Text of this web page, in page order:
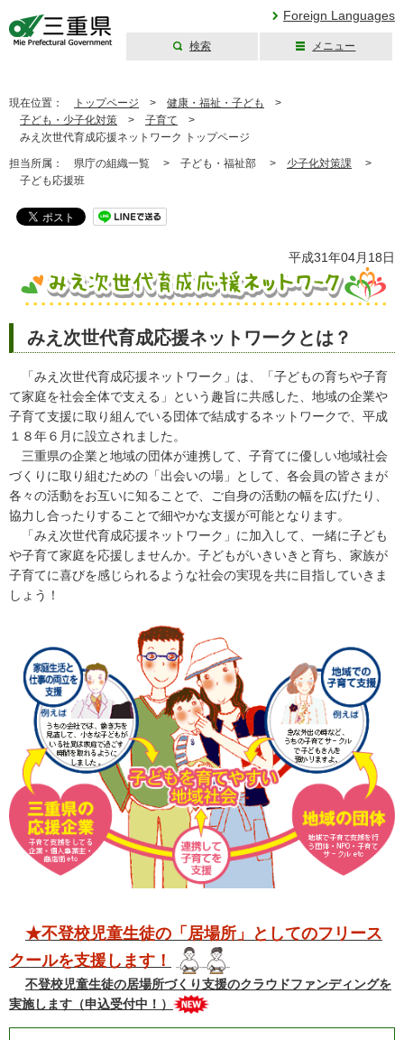
Foreign Languages
検索 メニュー
現在位置： トップページ > 健康・福祉・子ども
>
子ども・少子化対策 > 子育て >
みえ次世代育成応援ネットワーク トップページ
担当所属： 県庁の組織一覧 > 子ども・福祉部 > 少子化対策課 >
子ども応援班
平成31年04月18日
みえ次世代育成応援ネットワークとは？
「みえ次世代育成応援ネットワーク」は、「子どもの育ちや子育
て家庭を社会全体で支える」という趣旨に共感した、地域の企業や
子育て支援に取り組んでいる団体で結成するネットワークで、平成
１８年６月に設立されました。
三重県の企業と地域の団体が連携して、子育てに優しい地域社会
づくりに取り組むための「出会いの場」として、各会員の皆さまが
各々の活動をお互いに知ることで、ご自身の活動の幅を広げたり、
協力し合ったりすることで細やかな支援が可能となります。
「みえ次世代育成応援ネットワーク」に加入して、一緒に子ども
や子育て家庭を応援しませんか。子どもがいきいきと育ち、家族が
子育てに喜びを感じられるような社会の実現を共に目指していきま
しょう！
★不登校児童生徒の「居場所」としてのフリース
クールを支援します！
不登校児童生徒の居場所づくり支援のクラウドファンディングを
実施します（申込受付中！）